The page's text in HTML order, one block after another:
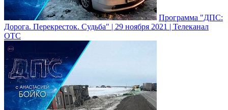
Программа "ДПС:
Дорога. Перекресток. Судьба" | 29 ноября 2021 | Телеканал
ОТС